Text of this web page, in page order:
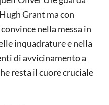
Grant ma con
nella messa in
inquadrature e nella
di avvicinamento a
resta il cuore cruciale